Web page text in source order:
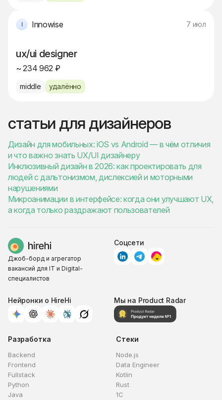
Innowise 7 июл
ux/ui designer
~ 234 962 ₽
middle удалённо
статьи для дизайнеров
Дизайн для мобильных: iOS vs Android — в чём отличия
и что важно знать UX/UI дизайнеру
Инклюзивный дизайн в 2026: как проектировать для
людей с дальтонизмом, дислексией и моторными
нарушениями
Микроанимации в интерфейсе: когда они улучшают UX,
а когда только раздражают пользователей
Джоб-борд и агрегатор
вакансий для IT и Digital-
специалистов
Соцсети
Нейронки о HireHi Мы на Product Radar
Разработка
Backend
Frontend
Fullstack
Python
Java
Стеки
Node.js
Data Engineer
Kotlin
Rust
1C